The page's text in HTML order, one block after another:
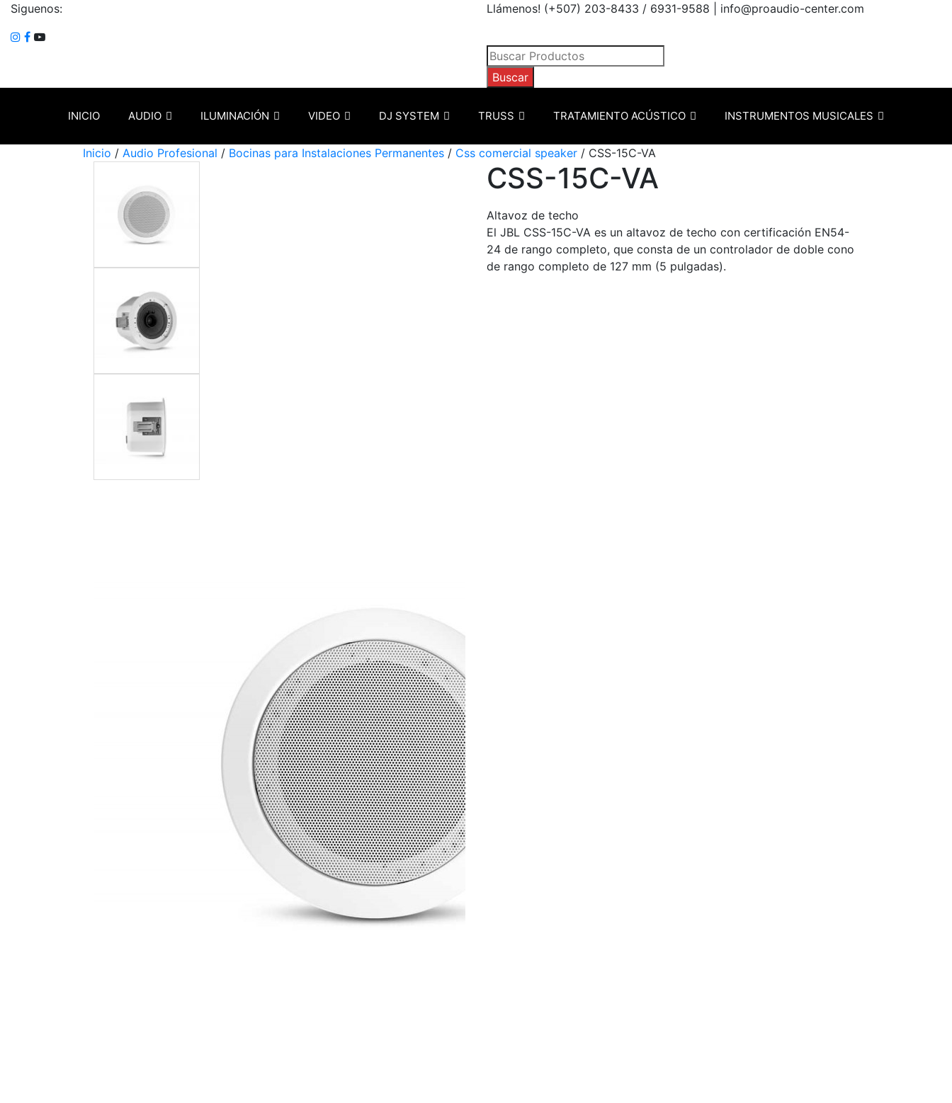
Siguenos: Llámenos! (+507) 203-8433 / 6931-9588 | info@proaudio-center.com
Búsqueda
de
productos
Buscar
INICIO AUDIO ILUMINACIÓN VIDEO DJ SYSTEM TRUSS TRATAMIENTO ACÚSTICO INSTRUMENTOS MUSICALES
Inicio / Audio Profesional / Bocinas para Instalaciones Permanentes / Css comercial speaker / CSS-15C-VA
CSS-15C-VA
Altavoz de techo
El JBL CSS-15C-VA es un altavoz de techo con certificación EN54-
24 de rango completo, que consta de un controlador de doble cono
de rango completo de 127 mm (5 pulgadas).